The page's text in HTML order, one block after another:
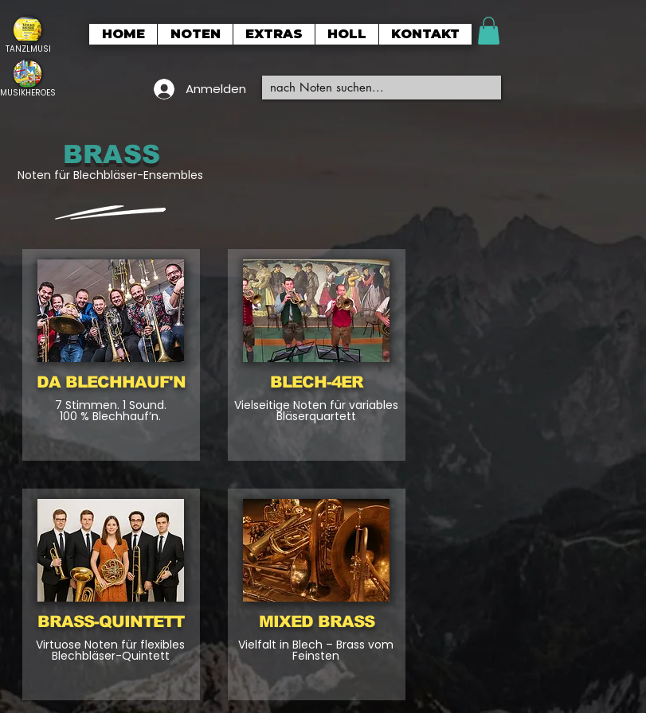
TANZLMUSI
MUSIKHEROES
HOME NOTEN EXTRAS HOLL KONTAKT
Anmelden
BRASS
Noten für Blechbläser-Ensembles
DA BLECHHAUF'N
7 Stimmen. 1 Sound.
100 % Blechhauf’n.
BRASS-QUINTETT
Virtuose Noten für flexibles
Blechbläser-Quintett
BLECH-4ER
Vielseitige Noten für variables
Bläserquartett
MIXED BRASS
Vielfalt in Blech – Brass vom
Feinsten